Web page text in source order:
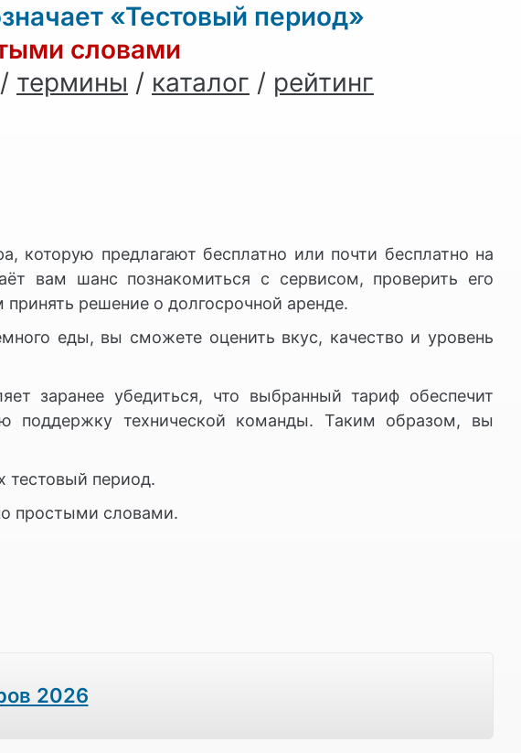
«Тестовый период»
словами
/ термины / каталог / рейтинг
которую предлагают бесплатно или почти бесплатно на
вам шанс познакомиться с сервисом, проверить его
решение о долгосрочной аренде.
еды, вы сможете оценить вкус, качество и уровень
заранее убедиться, что выбранный тариф обеспечит
поддержку технической команды. Таким образом, вы
тестовый период.
простыми словами.
2026